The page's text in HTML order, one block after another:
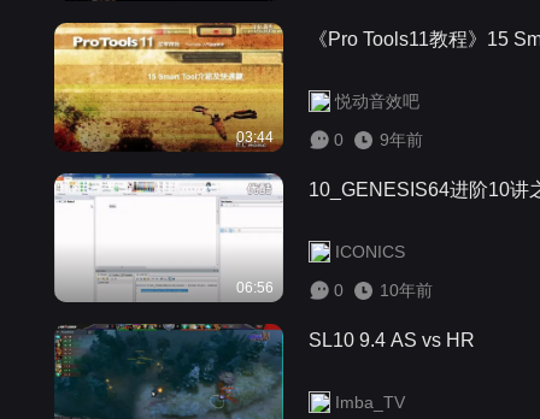
03:44
《Pro Tools11教程》15
悦动音效吧
0
9年前
06:56
10_GENESIS64进阶10讲
ICONICS
0
10年前
SL10 9.4 AS vs HR
Imba_TV